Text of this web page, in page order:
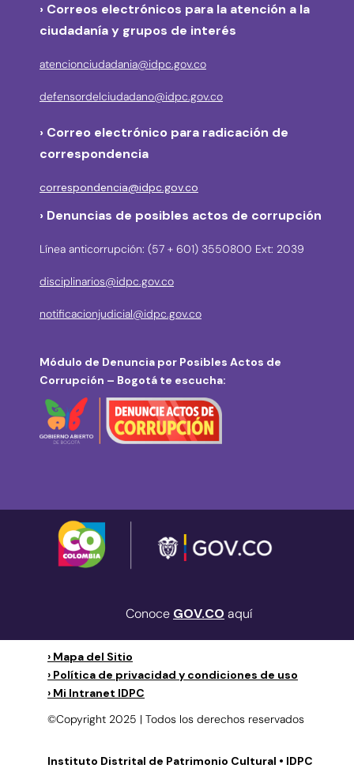
› Correos electrónicos para la atención a la
ciudadanía y grupos de interés
atencionciudadania@idpc.gov.co
defensordelciudadano@idpc.gov.co
› Correo electrónico para radicación de
correspondencia
correspondencia@idpc.gov.co
› Denuncias de posibles actos de corrupción
Línea anticorrupción: (57 + 601) 3550800 Ext: 2039
disciplinarios@idpc.gov.co
notificacionjudicial@idpc.gov.co
Módulo de Denuncia por Posibles Actos de
Corrupción – Bogotá te escucha:
Conoce GOV.CO aquí
› Mapa del Sitio
› Política de privacidad y condiciones de uso
› Mi Intranet IDPC
©Copyright 2025 | Todos los derechos reservados
Instituto Distrital de Patrimonio Cultural • IDPC